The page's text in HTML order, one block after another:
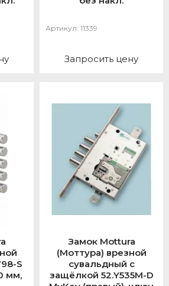
Артикул: 11339
Запросить цену
S
мм,
Замок Mottura
(Моттура) врезной
сувальдный с
защёлкой 52.Y535M-D